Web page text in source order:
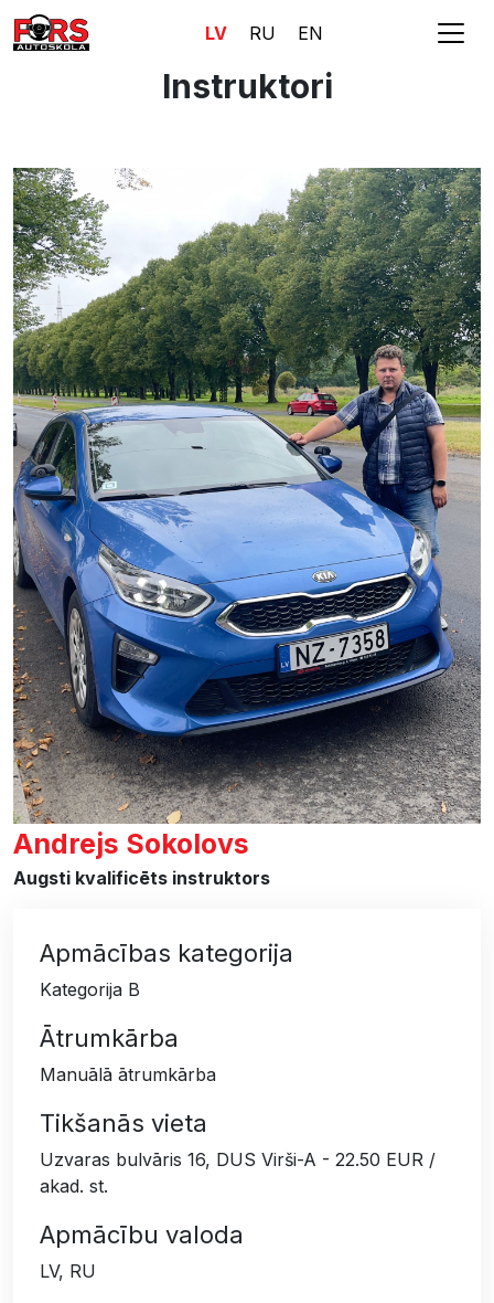
LV RU EN
Instruktori
Andrejs Sokolovs
Augsti kvalificēts instruktors
Apmācības kategorija
Kategorija B
Ātrumkārba
Manuālā ātrumkārba
Tikšanās vieta
Uzvaras bulvāris 16, DUS Virši-A - 22.50 EUR /
akad. st.
Apmācību valoda
LV, RU